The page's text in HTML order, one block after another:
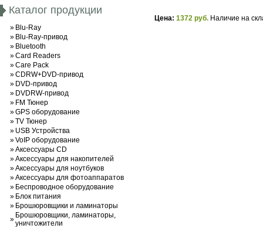
Каталог продукции
» Blu-Ray
» Blu-Ray-привод
» Bluetooth
»Card Readers
»Care Pack
»CDRW+DVD-привод
» DVD-привод
» DVDRW-привод
» FM Тюнер
»GPS оборудование
»TV Тюнер
» USB Устройства
»VoIP оборудование
»Аксессуары CD
»Аксессуары для накопителей
»Аксессуары для ноутбуков
»Аксессуары для фотоаппаратов
» Беспроводное оборудование
» Блок питания
» Брошюровщики и ламинаторы
» Брошюровщики, ламинаторы,
уничтожители
Цена: 1372 руб. Наличие на